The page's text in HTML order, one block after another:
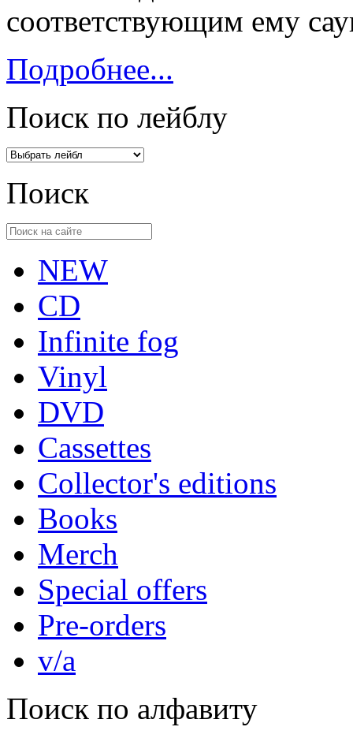
соответствующим ему
Подробнее...
Поиск по лейблу
Поиск
NEW
CD
Infinite fog
Vinyl
DVD
Cassettes
Collector's editions
Books
Merch
Special offers
Pre-orders
v/a
Поиск по алфавиту